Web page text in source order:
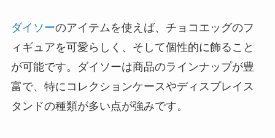
ダイソーのアイテムを使えば、チョコエッグのフ
ィギュアを可愛らしく、そして個性的に飾ること
が可能です。ダイソーは商品のラインナップが豊
富で、特にコレクションケースやディスプレイス
タンドの種類が多い点が強みです。